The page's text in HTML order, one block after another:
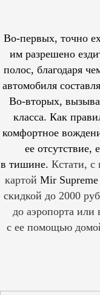
Во-первых, точно
им разрешено
полос, благодаря
автомобиля
Во-вторых,
класса. Как
комфортное
ее отсутствие,
в тишине. Кстати, с
картой Mir Supreme
скидкой до 2000
до аэропорта или
с ее помощью